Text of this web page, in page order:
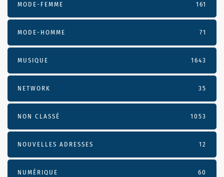
MODE-FEMME 161
MODE-HOMME 71
MUSIQUE 1643
NETWORK 35
NON CLASSÉ 1053
NOUVELLES ADRESSES 12
NUMÉRIQUE 60